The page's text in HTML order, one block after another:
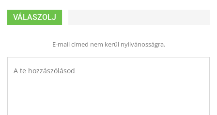
VÁLASZOLJ
E-mail címed nem kerül nyilvánosságra.